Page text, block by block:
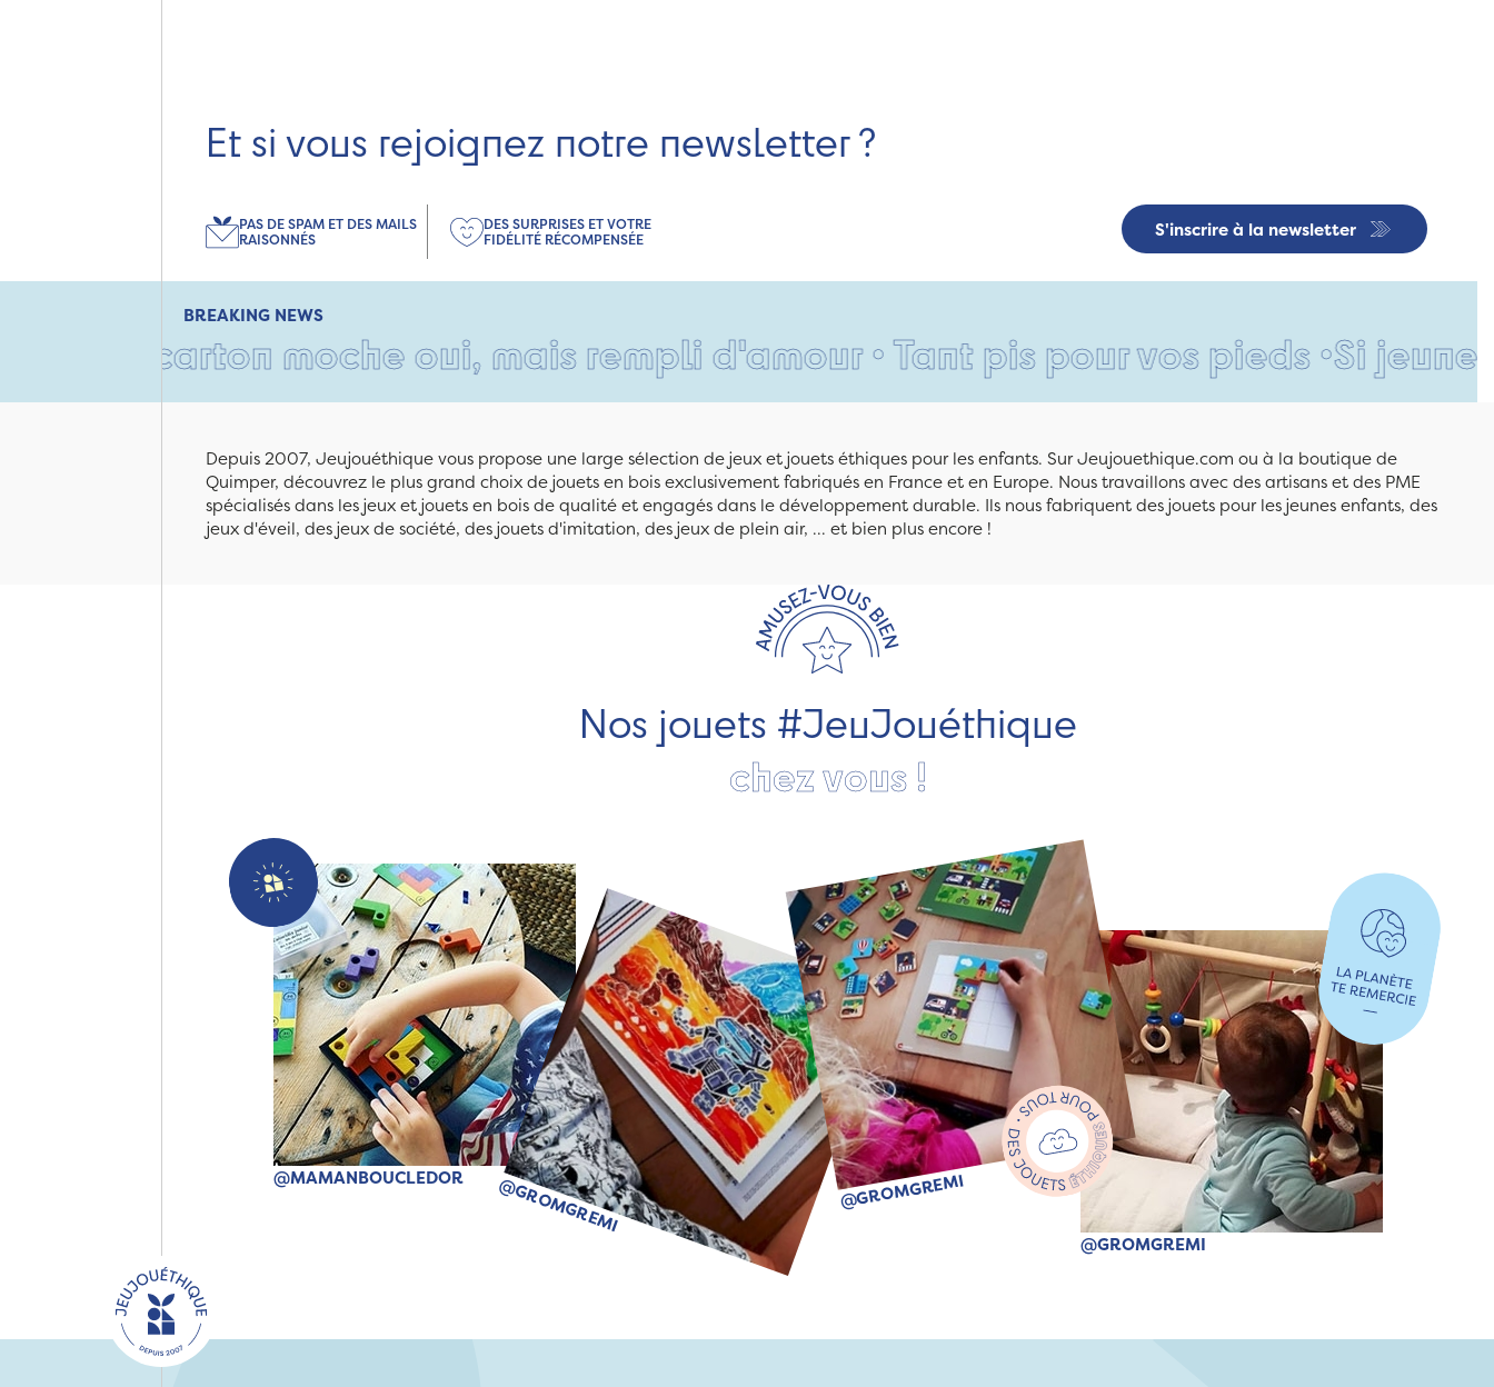
Et si vous rejoignez notre newsletter ?
S'inscrire à la newsletter
PAS DE SPAM ET DES MAILS
RAISONNÉS
DES SURPRISES ET VOTRE
FIDÉLITÉ RÉCOMPENSÉE
BREAKING NEWS
carton moche oui, mais rempli d'amour • Tant pis pour vos pieds •Si jeune et
Depuis 2007, Jeujouéthique vous propose une large sélection de jeux et jouets éthiques pour les enfants. Sur Jeujouethique.com ou à la boutique de
Quimper, découvrez le plus grand choix de jouets en bois exclusivement fabriqués en France et en Europe. Nous travaillons avec des artisans et des PME
spécialisés dans les jeux et jouets en bois de qualité et engagés dans le développement durable. Ils nous fabriquent des jouets pour les jeunes enfants, des
jeux d'éveil, des jeux de société, des jouets d'imitation, des jeux de plein air, ... et bien plus encore !
Nos jouets #JeuJouéthique
chez vous !
@MAMANBOUCLEDOR @GROMGREMI @GROMGREMI
@GROMGREMI